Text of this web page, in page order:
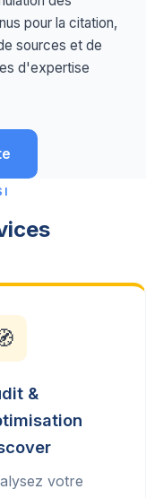
pour la citation,
sources et de
d'expertise
&
votre